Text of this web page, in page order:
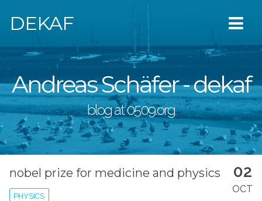
DEKAF
Andreas Schäfer - dekaf
blog at 0509.org
02
OCT
nobel prize for medicine and physics
PHYSICS